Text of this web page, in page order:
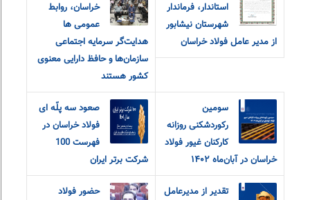
استاندار، فرماندار
شهرستان نیشابور
از مدیر عامل فولاد خراسان
خراسان، روابط
عمومی ها
هدایت‌گر سرمایه اجتماعی
سازمان‌ها و حافظ دارایی معنوی
کشور هستند
سومین
رکوردشکنی روزانه
کارکنان غیور فولاد
خراسان در آبان‌ماه ۱۴۰۲
صعود سه پلّه ای
فولاد خراسان در
فهرست 100
شرکت برتر ایران
تقدیر از مدیرعامل
حضور فولاد